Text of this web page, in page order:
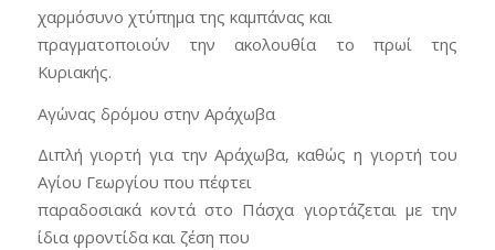
χαρμόσυνο χτύπημα της καμπάνας και
πραγματοποιούν την ακολουθία το πρωί της
Κυριακής.
Αγώνας δρόμου στην Αράχωβα
Διπλή γιορτή για την Αράχωβα, καθώς η γιορτή του
Αγίου Γεωργίου που πέφτει
παραδοσιακά κοντά στο Πάσχα γιορτάζεται με την
ίδια φροντίδα και ζέση που